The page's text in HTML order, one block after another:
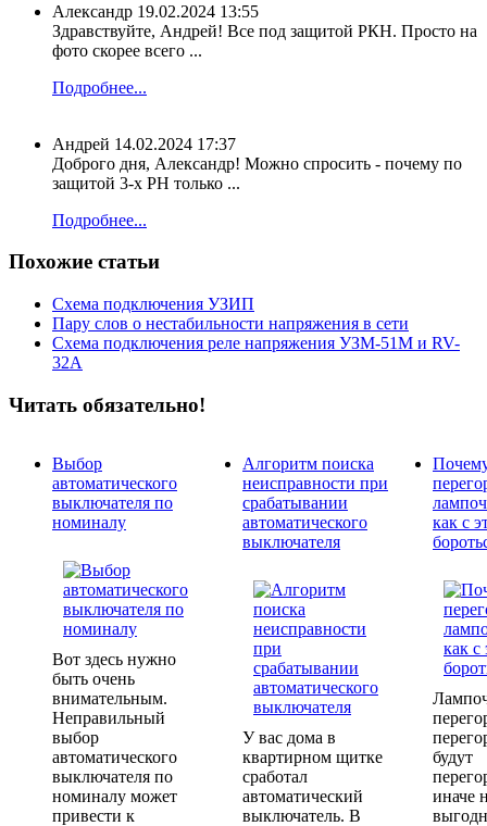
Александр 19.02.2024 13:55
Здравствуйте, Андрей! Все под защитой РКН. Просто на
фото скорее всего ...
Подробнее...
Андрей 14.02.2024 17:37
Доброго дня, Александр! Можно спросить - почему по
защитой 3-х РН только ...
Подробнее...
Похожие статьи
Схема подключения УЗИП
Пару слов о нестабильности напряжения в сети
Схема подключения реле напряжения УЗМ-51М и RV-
32A
Читать обязательно!
Выбор
автоматического
выключателя по
номиналу
Вот здесь нужно
быть очень
внимательным.
Неправильный
выбор
автоматического
выключателя по
номиналу может
привести к
Алгоритм поиска
неисправности при
срабатывании
автоматического
выключателя
У вас дома в
квартирном щитке
сработал
автоматический
выключатель. В
как с
будут
иначе